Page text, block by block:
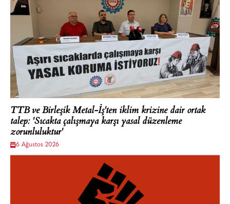
TTB ve Birleşik Metal-İş'ten iklim krizine dair ortak
talep: 'Sıcakta çalışmaya karşı yasal düzenleme
zorunluluktur'
6 Ağustos 2026